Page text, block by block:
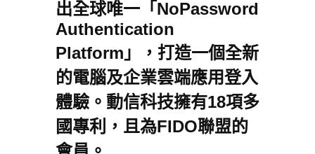
出全球唯一「NoPassword
Authentication
Platform」，打造一個全新
的電腦及企業雲端應用登入
體驗。動信科技擁有18項多
國專利，且為FIDO聯盟的